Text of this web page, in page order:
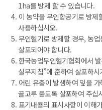
1ha를 방제 할 수 있습니다.
4. 이 농약을 무인항공기로 방제
사용하십시오.
5. 무인헬기로 방제할 경우, 농
살포되어야 합니다.
6. 한국농업무인헬기협회에서
실무지침”에 준하여 살포하
7. 어린 유충이 발생하여 잎을
골고루 묻도록 살포하여 주십
8. 표기내용의 표시사항이 이해